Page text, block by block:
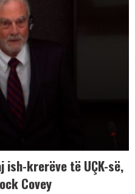
ish-krerëve të UÇK-së,
Covey